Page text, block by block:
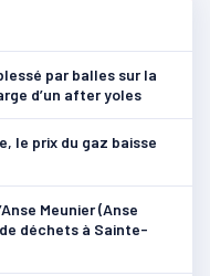
par balles sur la
d’un after yoles
le prix du gaz baisse
Meunier (Anse
déchets à Sainte-